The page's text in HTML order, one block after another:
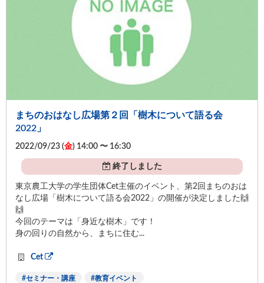
まちのおはなし広場第２回「樹木について語る会
2022」
2022/09/23 (金) 14:00 〜 16:30
終了しました
東京農工大学の学生団体Cet主催のイベント、第2回まちのおは
なし広場「樹木について語る会2022」の開催が決定しました🙌
🙌
今回のテーマは「身近な樹木」です！
身の回りの自然から、まちに住む...
Cet
セミナー・講座 教育イベント